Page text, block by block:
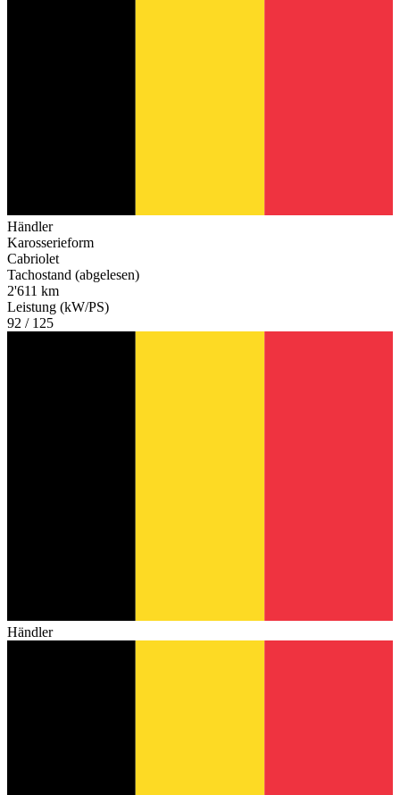
Händler
Karosserieform
Cabriolet
Tachostand (abgelesen)
2'611 km
Leistung (kW/PS)
92 / 125
Händler